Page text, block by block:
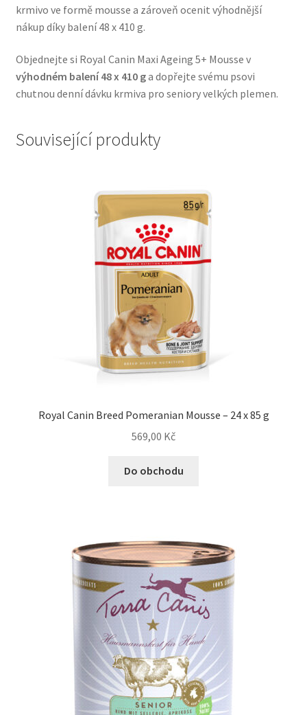
krmivo ve formě mousse a zároveň ocenit výhodnější
nákup díky balení 48 x 410 g.
Objednejte si Royal Canin Maxi Ageing 5+ Mousse v
výhodném balení 48 x 410 ga dopřejte svému psovi
chutnou denní dávku krmiva pro seniory velkých plemen.
Související produkty
Royal Canin Breed Pomeranian Mousse – 24 x 85 g
569,00 Kč
Do obchodu